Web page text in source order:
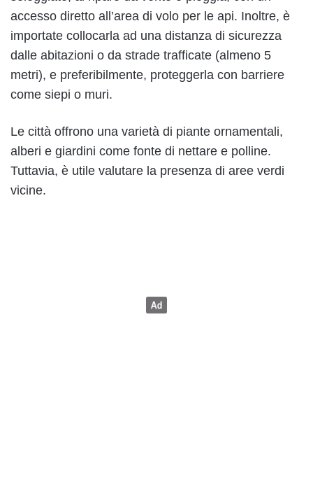
accesso diretto all’area di volo per le api. Inoltre, è
importate collocarla ad una distanza di sicurezza
dalle abitazioni o da strade trafficate (almeno 5
metri), e preferibilmente, proteggerla con barriere
come siepi o muri.
Le città offrono una varietà di piante ornamentali,
alberi e giardini come fonte di nettare e polline.
Tuttavia, è utile valutare la presenza di aree verdi
vicine.